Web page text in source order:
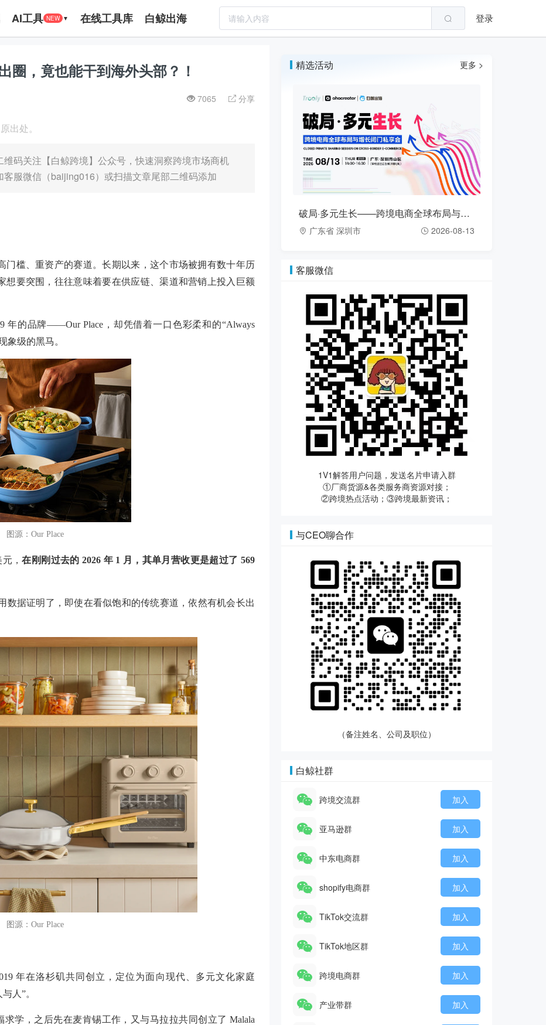
AI工具 NEW ▼ 在线工具库 白鲸出海 登录
圈，竟也能干到海外头部？！
分享
7065
出处。
码关注【白鲸跨境】公众号，快速洞察跨境市场商机
服微信（baijing016）或扫描文章尾部二维码添加
门槛、重资产的赛道。长期以来，这个市场被拥有数十年历
想要突围，往往意味着要在供应链、渠道和营销上投入巨额
年的品牌——Our Place，却凭借着一口色彩柔和的“Always
象级的黑马。
图源：Our Place
元，在刚刚过去的 2026 年 1 月，其单月营收更是超过了 569
数据证明了，即使在看似饱和的传统赛道，依然有机会长出
图源：Our Place
年在洛杉矶共同创立，定位为面向现代、多元文化家庭
人”。
求学，之后先在麦肯锡工作，又与马拉拉共同创立了 Malala
精选活动 更多 >
破局·多元生长——跨境电商全球布局与增长闭门私享会（2026-08-13）
广东省 深圳市 2026-08-13
客服微信
1V1解答用户问题，发送名片申请入群
①厂商货源&各类服务商资源对接；
②跨境热点活动；③跨境最新资讯；
与CEO聊合作
（备注姓名、公司及职位）
白鲸社群
跨境交流群 加入
亚马逊群 加入
中东电商群 加入
shopify电商群 加入
TikTok交流群 加入
TikTok地区群 加入
跨境电商群 加入
产业带群 加入